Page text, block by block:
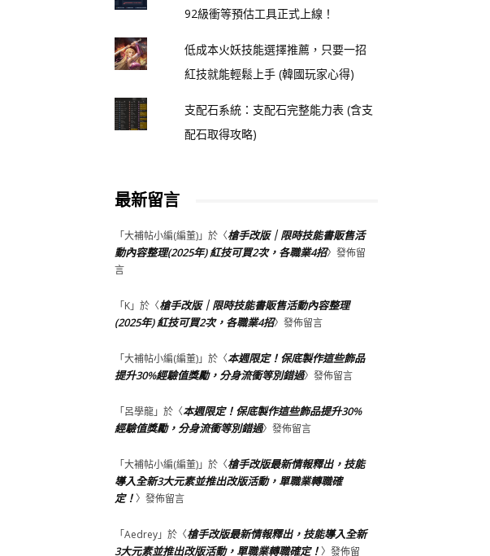
92級衝等預估工具正式上線！
低成本火妖技能選擇推薦，只要一招
紅技就能輕鬆上手 (韓國玩家心得)
支配石系統：支配石完整能力表 (含支
配石取得攻略)
最新留言
「大補帖小編(編董)」於〈槍手改版｜限時技能書販售活
動內容整理(2025年) 紅技可買2次，各職業4招〉發佈留
言
「K」於〈槍手改版｜限時技能書販售活動內容整理
(2025年) 紅技可買2次，各職業4招〉發佈留言
「大補帖小編(編董)」於〈本週限定！保底製作這些飾品
提升30%經驗值獎勵，分身流衝等別錯過〉發佈留言
「呂學龍」於〈本週限定！保底製作這些飾品提升30%
經驗值獎勵，分身流衝等別錯過〉發佈留言
「大補帖小編(編董)」於〈槍手改版最新情報釋出，技能
導入全新3大元素並推出改版活動，單職業轉職確
定！〉發佈留言
「Aedrey」於〈槍手改版最新情報釋出，技能導入全新
3大元素並推出改版活動，單職業轉職確定！〉發佈留